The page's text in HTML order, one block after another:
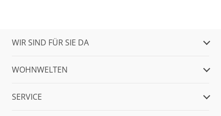
WIR SIND FÜR SIE DA
WOHNWELTEN
SERVICE